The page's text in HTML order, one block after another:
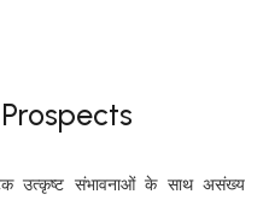
उत्कृष्ट संभावनाओं के साथ असंख्य